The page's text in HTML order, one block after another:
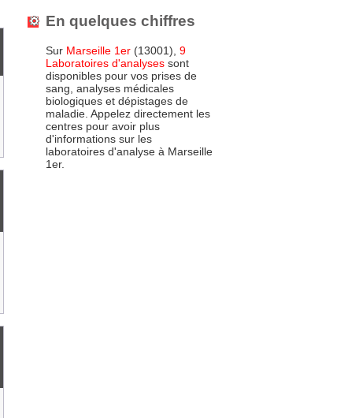
En quelques chiffres
Sur Marseille 1er (13001), 9
Laboratoires d'analyses sont
disponibles pour vos prises de
sang, analyses médicales
biologiques et dépistages de
maladie. Appelez directement les
centres pour avoir plus
d'informations sur les
laboratoires d'analyse à Marseille
1er.